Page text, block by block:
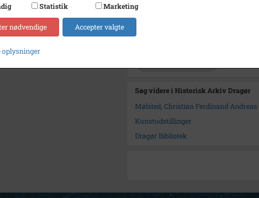
Type
Enhed
Dragør Sogn
Arkiv
Søg videre i Historisk Arkiv Dragør
Mølsted, Christian Ferdinand Andreas
Kunstudstillinger
Dragør Bibliotek
Statistik Marketing
nødvendige Accepter valgte
oplysninger